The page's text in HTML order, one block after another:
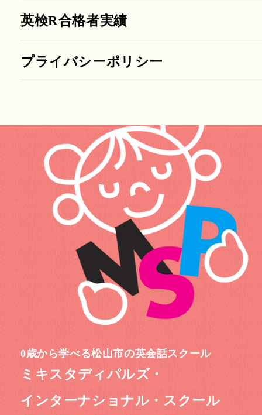
英検R合格者実績
プライバシーポリシー
0歳から学べる松山市の英会話スクール
ミキスタディパルズ・
インターナショナル・スクール